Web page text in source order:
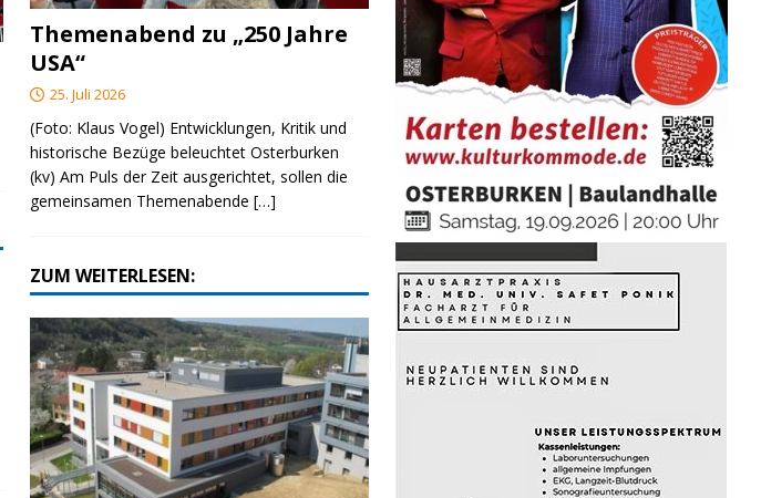
Themenabend zu „250 Jahre
USA“
25. Juli 2026
(Foto: Klaus Vogel) Entwicklungen, Kritik und
historische Bezüge beleuchtet Osterburken
(kv) Am Puls der Zeit ausgerichtet, sollen die
gemeinsamen Themenabende[…]
ZUM WEITERLESEN: